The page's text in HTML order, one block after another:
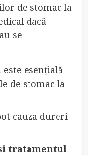
de stomac la
dacă
se
este esențială
de stomac la
cauza dureri
tratamentul